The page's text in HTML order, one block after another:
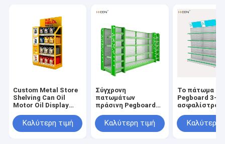
Custom Metal Store
Shelving Can Oil
Motor Oil Display
Καλύτερη τιμή
Σύγχρονη
πατωμάτων
πράσινη Pegboard
φαρμακείων
τοποθετώντας σε
Καλύτερη τιμή
Το πάτωμα
Pegboard 3-
ασφαλίστρου
τοποθετήσει
ράφι
Καλύτερη